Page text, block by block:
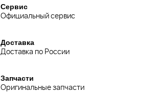
Сервис
Официальный сервис
Доставка
Доставка по России
Запчасти
Оригинальные запчасти